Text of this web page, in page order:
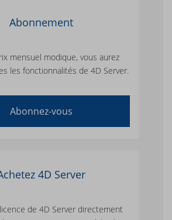
Abonnement
mensuel modique, vous aurez
les fonctionnalités de 4D Server.
Abonnez-vous
4D Server
de 4D Server directement